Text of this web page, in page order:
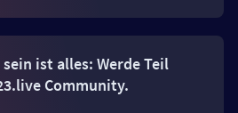
sein ist alles: Werde Teil
Community.